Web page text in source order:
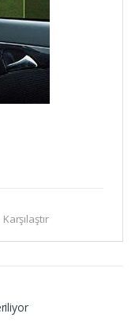
Karşılaştır
Popülerliğe